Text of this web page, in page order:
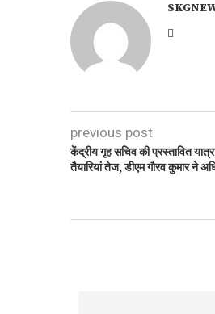
previous post
केंद्रीय गृह सचिव की प्रस्तावित
तैयारियां तेज, डीएम गौरव कुमार ने